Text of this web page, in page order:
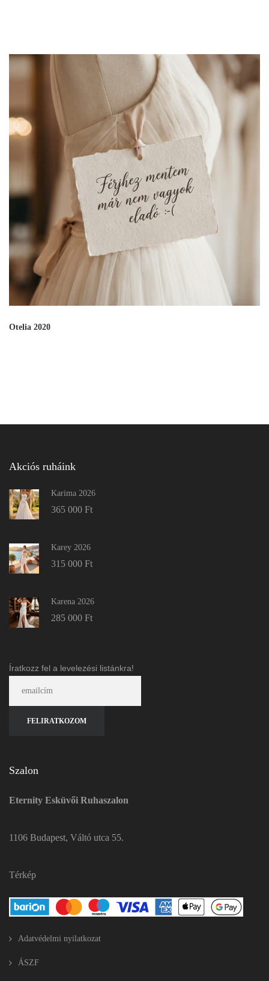
Otelia 2020
Akciós ruháink
Karima 2026
365 000 Ft
Karey 2026
315 000 Ft
Karena 2026
285 000 Ft
Íratkozz fel a levelezési listánkra!
Szalon
Eternity Esküvői Ruhaszalon
1106 Budapest, Váltó utca 55.
Térkép
Adatvédelmi nyilatkozat
ÁSZF